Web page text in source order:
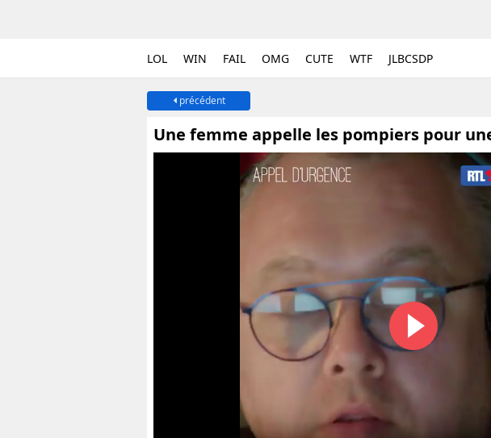
LOL WIN FAIL OMG CUTE WTF JLBCSDP
précédent
Une femme appelle les pompiers pour